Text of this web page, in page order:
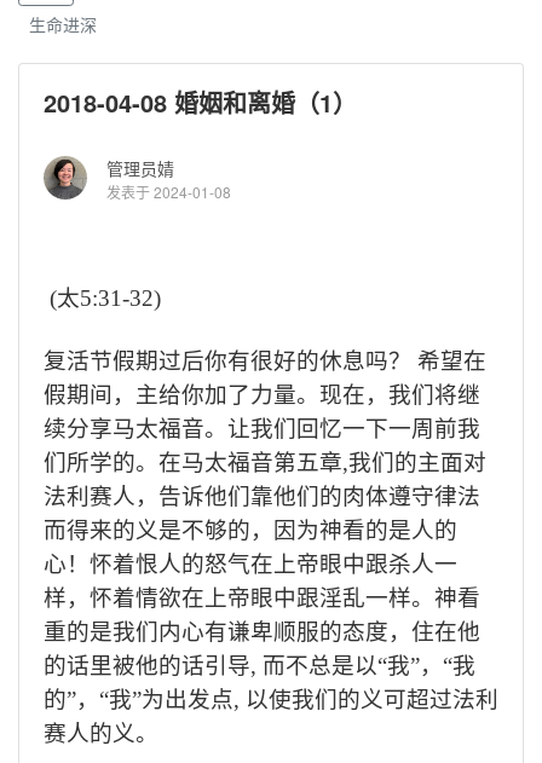
生命进深
2018-04-08 婚姻和离婚（1）
管理员婧
发表于 2024-01-08
(太5:31-32)
复活节假期过后你有很好的休息吗？ 希望在
假期间，主给你加了力量。 现在，我们将继
续分享马太福音。 让我们回忆一下一周前我
们所学的。 在马太福音第五章,我们的主面对
法利赛人，告诉他们靠他们的肉体遵守律法
而得来的义是不够的，
因为神看的是人的
心！怀着恨人的怒气在上帝眼中跟杀人一
样， 怀着情欲在上帝眼中跟淫乱一样。神看
重的是我们内心有谦卑顺服的态度，住在他
的话里被他的话引导, 而不总是以“我”，“我
的”，“我”为出发点, 以使我们的义可超过法利
赛人的义。